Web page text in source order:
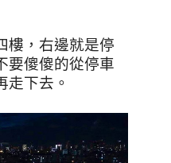
樓，右邊就是停
要傻傻的從停車
走下去。